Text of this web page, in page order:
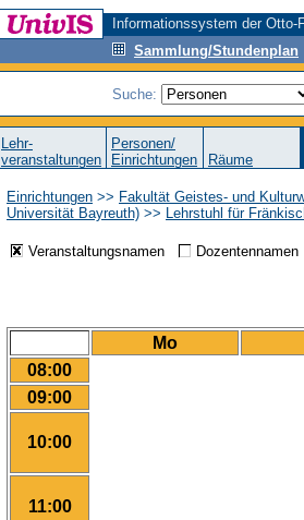
Informationssystem der
Sammlung/Stundenplan
Suche:
Lehr-
veranstaltungen
Personen/
Einrichtungen
Räume
Einrichtungen >> Fakultät Geistes- und
Universität Bayreuth) >> Lehrstuhl für
Veranstaltungsnamen
Mo
08:00
09:00
10:00
11:00